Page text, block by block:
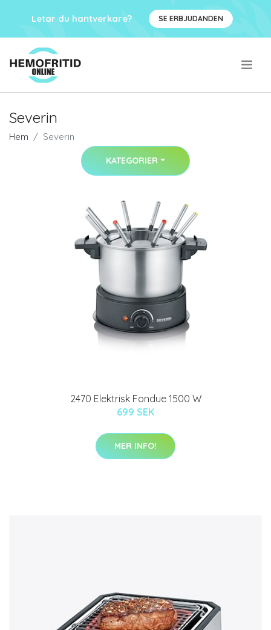
Letar du hantverkare? SE ERBJUDANDEN
Severin
Hem Severin
KATEGORIER
2470 Elektrisk Fondue 1500 W
699 SEK
MER INFO!